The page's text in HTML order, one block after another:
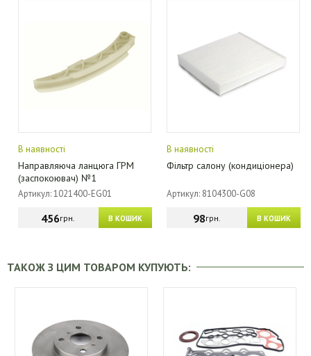
В наявності
Направляюча ланцюга ГРМ
(заспокоювач) №1
Артикул: 1021400-EG01
В КОШИК
456грн.
В наявності
Фільтр салону (кондиціонера)
Артикул: 8104300-G08
В КОШИК
98грн.
ТАКОЖ З ЦИМ ТОВАРОМ КУПУЮТЬ: